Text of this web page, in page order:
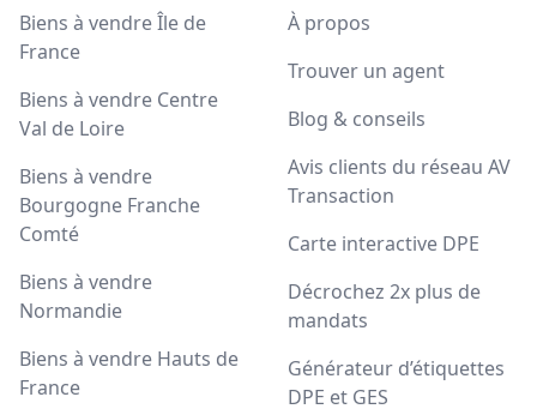
Biens à vendre Île de
France
Biens à vendre Centre
Val de Loire
Biens à vendre
Bourgogne Franche
Comté
Biens à vendre
Normandie
Biens à vendre Hauts de
France
À propos
Trouver un agent
Blog & conseils
Avis clients du réseau AV
Transaction
Carte interactive DPE
Décrochez 2x plus de
mandats
Générateur d’étiquettes
DPE et GES